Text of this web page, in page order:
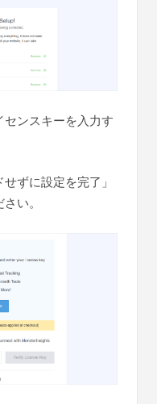
ンスキーを入力す
ずに設定を完了」
い。